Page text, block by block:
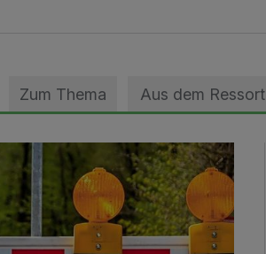
Zum Thema Aus dem Ressort
Kapellen